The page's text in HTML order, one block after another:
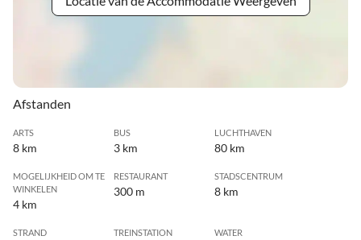
Afstanden
ARTS
8 km
BUS
3 km
LUCHTHAVEN
80 km
MOGELIJKHEID OM TE
WINKELEN
4 km
RESTAURANT
300 m
STADSCENTRUM
8 km
STRAND TREINSTATION WATER